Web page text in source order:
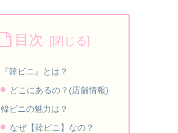
目次
『韓ビニ』とは？
どこにあるの？(店舗情報)
韓ビニの魅力は？
なぜ【韓ビニ】なの？